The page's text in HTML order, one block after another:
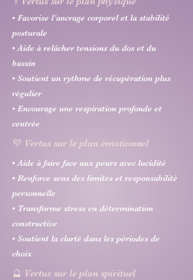
• Favorise l’ancrage corporel et la stabilité
posturale
• Aide à relâcher tensions du dos et du
bassin
• Soutient un rythme de récupération plus
régulier
• Encourage une respiration profonde et
centrée
💜 Vertus sur le plan émotionnel
• Aide à faire face aux peurs avec lucidité
• Renforce sens des limites et responsabilité
personnelle
• Transforme stress en détermination
constructive
• Soutient la clarté dans les périodes de
choix
🔮 Vertus sur le plan spirituel